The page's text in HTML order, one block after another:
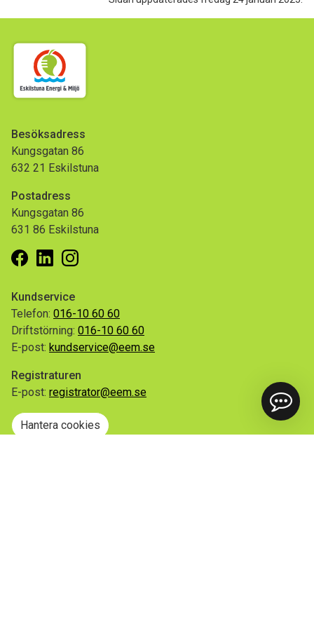
Besöksadress
Kungsgatan 86
632 21 Eskilstuna
Postadress
Kungsgatan 86
631 86 Eskilstuna
Facebook
LinkedinInstagram
Kundservice
Telefon: 016-10 60 60
Driftstörning: 016-10 60 60
E-post: kundservice@eem.se
Registraturen
E-post: registrator@eem.se
Hantera cookies